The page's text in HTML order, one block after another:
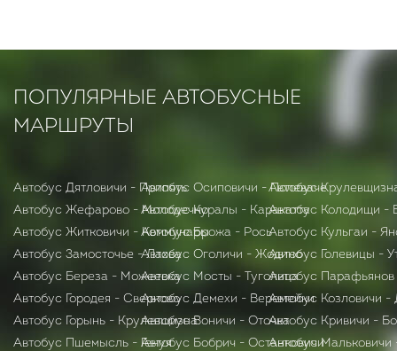
ПОПУЛЯРНЫЕ АВТОБУСНЫЕ
МАРШРУТЫ
Автобус Дятловичи - Припять
Автобус Жефарово - Молодечно
Автобус Житковичи - Коммунары
Автобус Замосточье - Лахва
Автобус Бepeзa - Можеевка
Автобус Городея - Сверково
Автобус Горынь - Крулевщизна
Автобус Пшемысль - Генуя
Автобус Осиповичи - Полеваче
Автобус Куралы - Каракатта
Автобус Брожа - Рось
Автобус Оголичи - Жодино
Автобус Мосты - Туголица
Автобус Демехи - Веремейки
Автобус Воничи - Оточка
Автобус Бобрич - Останковичи
Автобус
Автобус Колодищи -
Автобус Кульгаи -
Автобус Голевицы -
Автобус
Автобус Козловичи -
Автобус Кривичи -
Автобус Мальковичи